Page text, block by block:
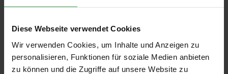
Diese Webseite verwendet Cookies
Wir verwenden Cookies, um Inhalte und Anzeigen zu
personalisieren, Funktionen für soziale Medien anbieten
zu können und die Zugriffe auf unsere Website zu
Halle 1